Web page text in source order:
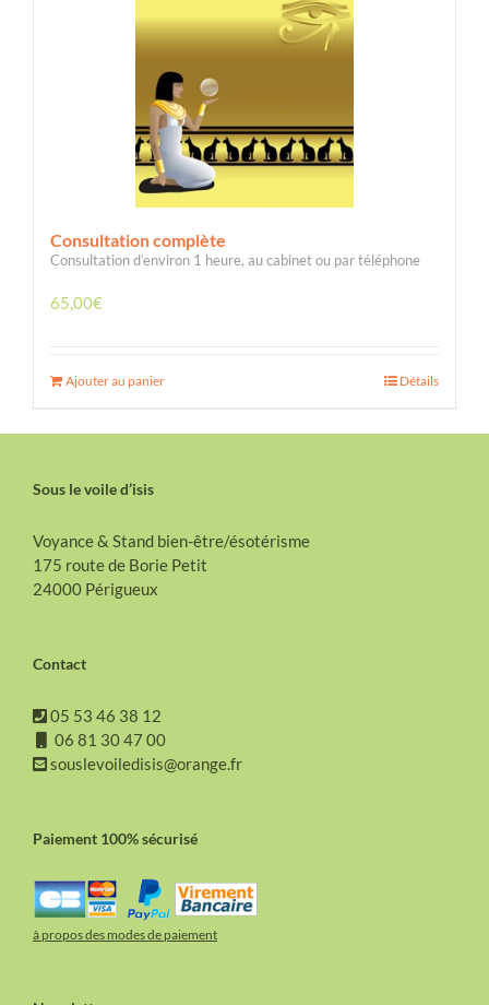
Consultation complète
Consultation d’environ 1 heure, au cabinet ou par téléphone
65,00€
Ajouter au panier Détails
Sous le voile d’isis
Voyance & Stand bien-être/ésotérisme
175 route de Borie Petit
24000 Périgueux
Contact
05 53 46 38 12
06 81 30 47 00
souslevoiledisis@orange.fr
Paiement 100% sécurisé
à propos des modes de paiement